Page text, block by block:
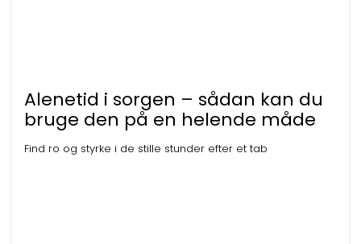
Alenetid i sorgen – sådan kan du
bruge den på en helende måde
Find ro og styrke i de stille stunder efter et tab